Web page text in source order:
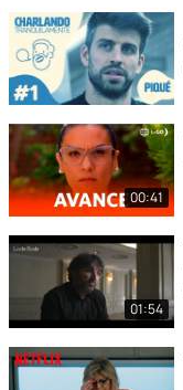
00:41
01:54